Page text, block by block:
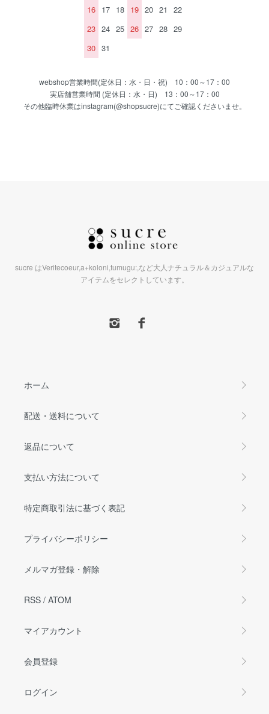
16 17 18 19 20 21
22
23 24 25 26 27 28 29
30 31
webshop営業時間(定休日：水・日・祝) 10：00～17：00
実店舗営業時間 (定休日：水・日) 13：00～17：00
その他臨時休業はinstagram(@shopsucre)にてご確認くださいませ。
sucre はVeritecoeur,a+koloni,tumugu:,など大人ナチュラル＆カジュアルな
アイテムをセレクトしています。
ホーム
配送・送料について
返品について
支払い方法について
特定商取引法に基づく表記
プライバシーポリシー
メルマガ登録・解除
RSS / ATOM
マイアカウント
会員登録
ログイン